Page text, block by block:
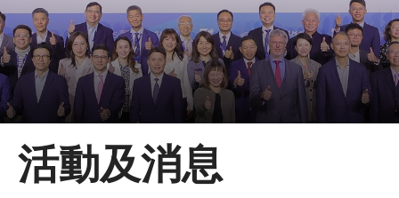
跳到內容（按回車鍵）
會員登入
主頁
關於LSCM
活動及消息